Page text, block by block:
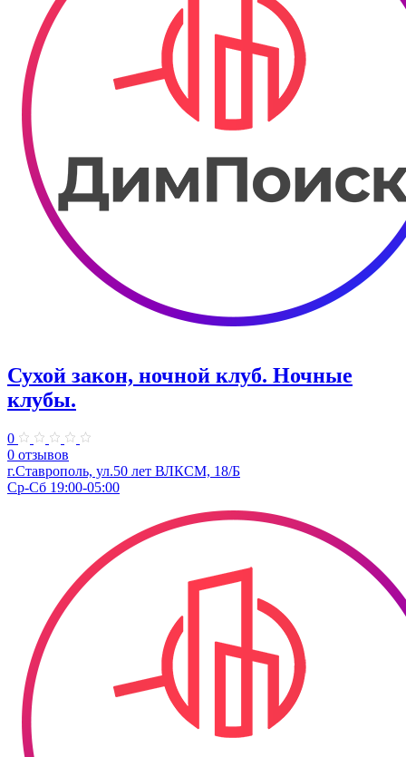
Сухой закон, ночной клуб. Ночные
клубы.
0
0 отзывов
г.Ставрополь, ул.50 лет ВЛКСМ, 18/Б
Ср-Сб 19:00-05:00